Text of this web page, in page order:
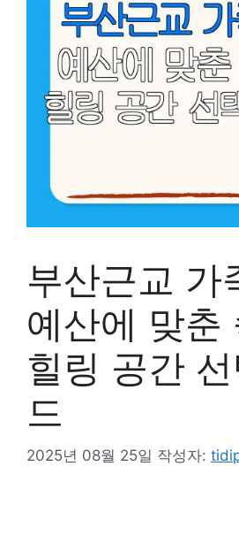
부산근교 가
예산에 맞춘
힐링 공간
드
2025년 08월 25일 작성자: